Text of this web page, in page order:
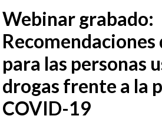
Webinar grabado:
Recomendaciones
para las personas
drogas frente a la
COVID-19